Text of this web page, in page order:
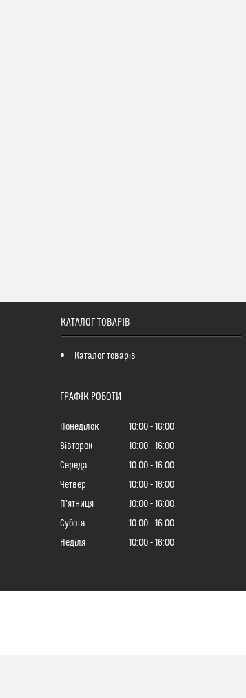
КАТАЛОГ ТОВАРІВ
Каталог товарів
ГРАФІК РОБОТИ
Понеділок 10:00
16:00
Вівторок
10:00
16:00
Середа
10:00
16:00
Четвер
10:00
16:00
Пʼятниця
10:00
16:00
Субота
10:00
16:00
Неділя
10:00 16:00